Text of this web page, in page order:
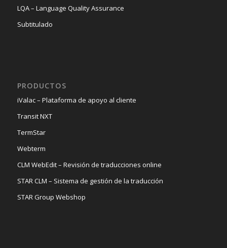
LQA – Language Quality Assurance
Subtitulado
PRODUCTOS
iValac – Plataforma de apoyo al cliente
Transit NXT
TermStar
Webterm
CLM WebEdit – Revisión de traducciones online
STAR CLM – Sistema de gestión de la traducción
STAR Group Webshop